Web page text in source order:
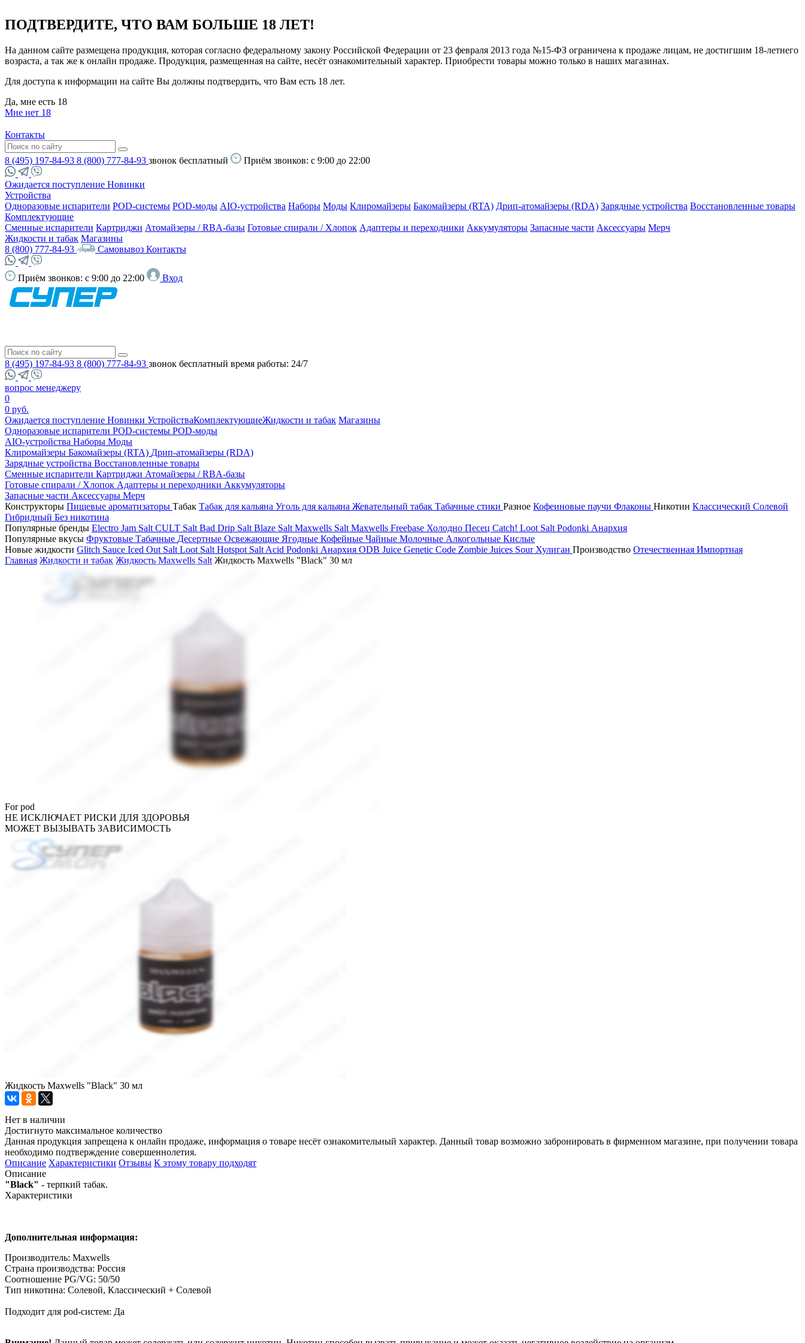
ПОДТВЕРДИТЕ, ЧТО ВАМ БОЛЬШЕ 18 ЛЕТ!
На данном сайте размещена продукция, которая согласно федеральному закону Российской Федерации от 23 февраля 2013 года №15-ФЗ ограничена к продаже лицам, не достигшим 18-летнего
возраста, а так же к онлайн продаже. Продукция, размещенная на сайте, несёт ознакомительный характер. Приобрести товары можно только в наших магазинах.
Для доступа к информации на сайте Вы должны подтвердить, что Вам есть 18 лет.
Да, мне есть 18
Мне нет 18
Контакты
8 (495) 197-84-93 8 (800) 777-84-93 звонок бесплатный Приём звонков: с 9:00 до 22:00
Ожидается поступление Новинки
Устройства
Одноразовые испарители POD-системы POD-моды AIO-устройства Наборы Моды Клиромайзеры Бакомайзеры (RTA) Дрип-атомайзеры (RDA) Зарядные устройства Восстановленные товары
Комплектующие
Сменные испарители Картриджи Атомайзеры / RBA-базы Готовые спирали / Хлопок Адаптеры и переходники Аккумуляторы Запасные части Аксессуары Мерч
Жидкости и табак Магазины
8 (800) 777-84-93
Самовывоз Контакты
Приём звонков: с 9:00 до 22:00 Вход
8 (495) 197-84-93 8 (800) 777-84-93 звонок бесплатный время работы: 24/7
вопрос менеджеру
0
0 руб.
Ожидается поступление Новинки УстройстваКомплектующиеЖидкости и табак Магазины
Одноразовые испарители POD-системы POD-моды
AIO-устройства Наборы Моды
Клиромайзеры Бакомайзеры (RTA) Дрип-атомайзеры (RDA)
Зарядные устройства Восстановленные товары
Сменные испарители Картриджи Атомайзеры / RBA-базы
Готовые спирали / Хлопок Адаптеры и переходники Аккумуляторы
Запасные части Аксессуары Мерч
Конструкторы Пищевые ароматизаторы Табак Табак для кальяна Уголь для кальяна Жевательный табак Табачные стики Разное Кофеиновые паучи Флаконы Никотин Классический Солевой
Гибридный Без никотина
Популярные бренды Electro Jam Salt CULT Salt Bad Drip Salt Blaze Salt Maxwells Salt Maxwells Freebase Холодно Песец Catch! Loot Salt Podonki Анархия
Популярные вкусы Фруктовые Табачные Десертные Освежающие Ягодные Кофейные Чайные Молочные Алкогольные Кислые
Новые жидкости Glitch Sauce Iced Out Salt Loot Salt Hotspot Salt Acid Podonki Анархия ODB Juice Genetic Code Zombie Juices Sour Хулиган Производство Отечественная Импортная
Главная Жидкости и табак Жидкость Maxwells Salt Жидкость Maxwells "Black" 30 мл
For pod
НЕ ИСКЛЮЧАЕТ РИСКИ ДЛЯ ЗДОРОВЬЯ
МОЖЕТ ВЫЗЫВАТЬ ЗАВИСИМОСТЬ
Жидкость Maxwells "Black" 30 мл
Нет в наличии
Достигнуто максимальное количество
Данная продукция запрещена к онлайн продаже, информация о товаре несёт ознакомительный характер. Данный товар возможно забронировать в фирменном магазине, при получении товара
необходимо подтверждение совершеннолетия.
Описание Характеристики Отзывы К этому товару подходят
Описание
"Black" - терпкий табак.
Характеристики
Дополнительная информация:
Производитель: Maxwells
Страна производства: Россия
Соотношение PG/VG: 50/50
Тип никотина: Солевой, Классический + Солевой
Подходит для pod-систем: Да